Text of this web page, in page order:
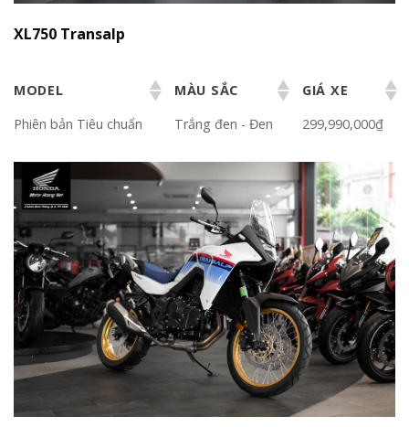
XL750 Transalp
MODEL MÀU SẮC
GIÁ XE
Phiên bản Tiêu chuẩn
Trắng đen - Đen 299,990,000₫